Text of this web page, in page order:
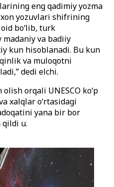
eng qadimiy yozma
yozuvlari shifrining
bo‘lib, turk
va badiiy
kun hisoblanadi. Bu kun
va muloqotni
dedi elchi.
orqali UNESCO ko‘p
xalqlar o‘rtasidagi
yana bir bor
qildi u.